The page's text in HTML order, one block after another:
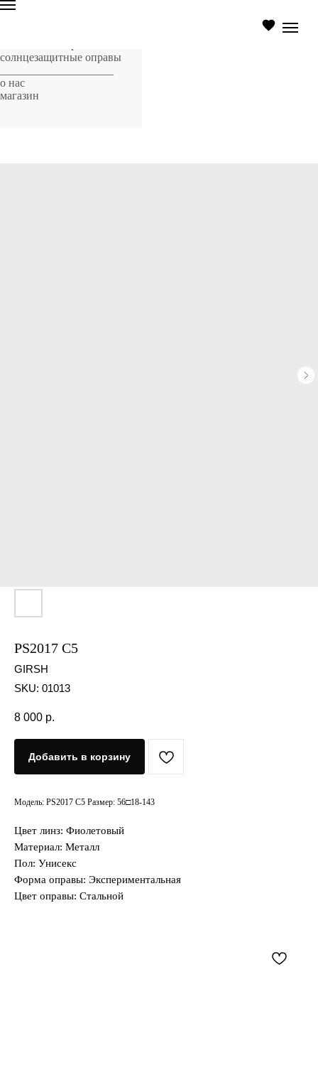
солнцезащитные оправы
о нас
магазин
PS2017 C5
GIRSH
SKU: 01013
8 000 р.
Добавить в корзину
Модель: PS2017 C5 Размер: 56□18-143
Цвет линз: Фиолетовый
Материал: Металл
Пол: Унисекс
Форма оправы: Экспериментальная
Цвет оправы: Стальной